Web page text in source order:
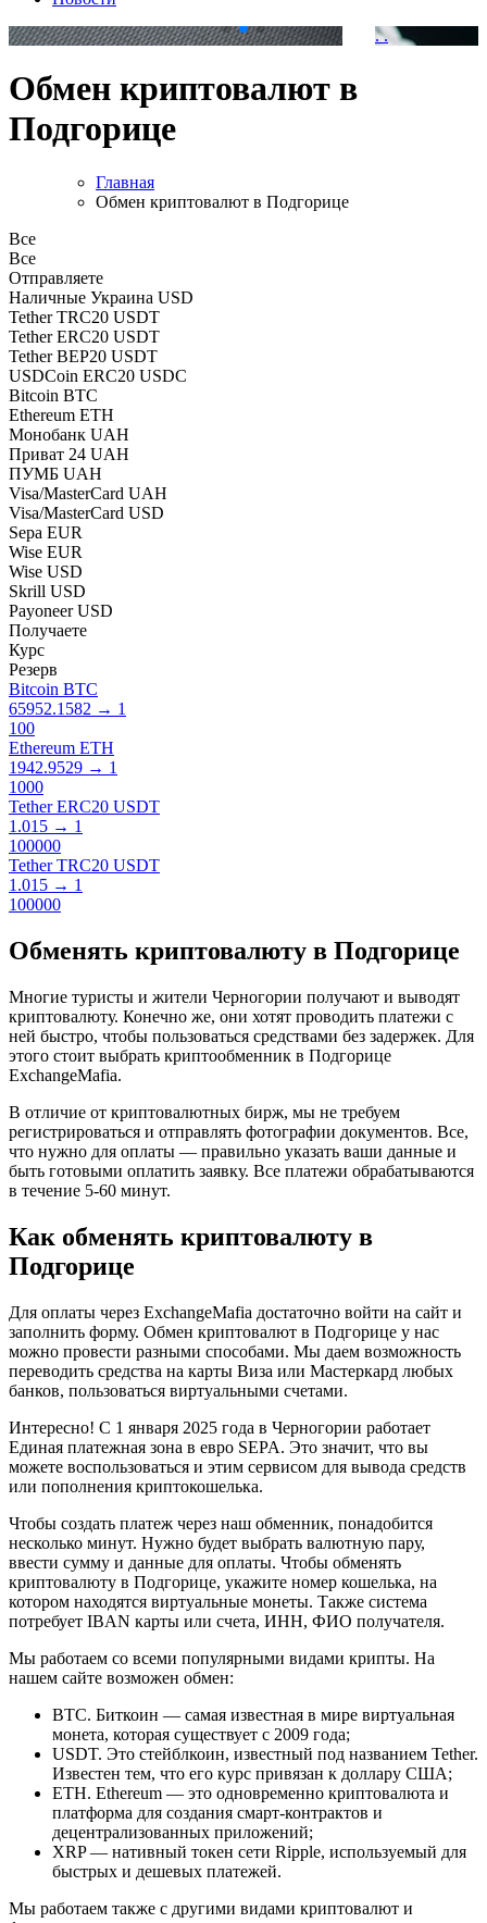
. .
Обмен криптовалют в
Подгорице
Главная
Обмен криптовалют в Подгорице
Все
Все
Отправляете
Наличные Украина USD
Tether TRC20 USDT
Tether ERC20 USDT
Tether BEP20 USDT
USDCoin ERC20 USDC
Bitcoin BTC
Ethereum ETH
Монобанк UAH
Приват 24 UAH
ПУМБ UAH
Visa/MasterCard UAH
Visa/MasterCard USD
Sepa EUR
Wise EUR
Wise USD
Skrill USD
Payoneer USD
Получаете
Курс
Резерв
Bitcoin BTC
65952.1582 → 1
100
Ethereum ETH
1942.9529 → 1
1000
Tether ERC20 USDT
1.015 → 1
100000
Tether TRC20 USDT
1.015 → 1
100000
Обменять криптовалюту в Подгорице
Многие туристы и жители Черногории получают и выводят
криптовалюту. Конечно же, они хотят проводить платежи с
ней быстро, чтобы пользоваться средствами без задержек. Для
этого стоит выбрать криптообменник в Подгорице
ExchangeMafia.
В отличие от криптовалютных бирж, мы не требуем
регистрироваться и отправлять фотографии документов. Все,
что нужно для оплаты — правильно указать ваши данные и
быть готовыми оплатить заявку. Все платежи обрабатываются
в течение 5-60 минут.
Как обменять криптовалюту в
Подгорице
Для оплаты через ExchangeMafia достаточно войти на сайт и
заполнить форму. Обмен криптовалют в Подгорице у нас
можно провести разными способами. Мы даем возможность
переводить средства на карты Виза или Мастеркард любых
банков, пользоваться виртуальными счетами.
Интересно! С 1 января 2025 года в Черногории работает
Единая платежная зона в евро SEPA. Это значит, что вы
можете воспользоваться и этим сервисом для вывода средств
или пополнения криптокошелька.
Чтобы создать платеж через наш обменник, понадобится
несколько минут. Нужно будет выбрать валютную пару,
ввести сумму и данные для оплаты. Чтобы обменять
криптовалюту в Подгорице, укажите номер кошелька, на
котором находятся виртуальные монеты. Также система
потребует IBAN карты или счета, ИНН, ФИО получателя.
Мы работаем со всеми популярными видами крипты. На
нашем сайте возможен обмен:
BTC. Биткоин — самая известная в мире виртуальная
монета, которая существует с 2009 года;
USDT. Это стейблкоин, известный под названием Tether.
Известен тем, что его курс привязан к доллару США;
ETH. Ethereum — это одновременно криптовалюта и
платформа для создания смарт-контрактов и
децентрализованных приложений;
XRP — нативный токен сети Ripple, используемый для
быстрых и дешевых платежей.
Мы работаем также с другими видами криптовалют и